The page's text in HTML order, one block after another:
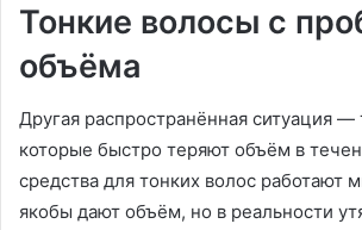
Тонкие волосы с
объёма
Другая распространённая ситуация —
которые быстро теряют объём в
средства для тонких волос
якобы дают объём, но в реальности